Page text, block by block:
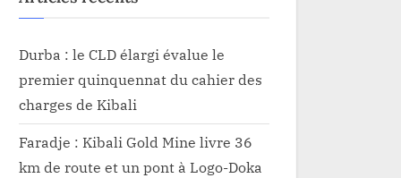
Durba : le CLD élargi évalue le
premier quinquennat du cahier des
charges de Kibali
Faradje : Kibali Gold Mine livre 36
km de route et un pont à Logo-Doka